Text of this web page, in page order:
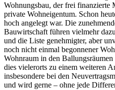
Wohnungsbau, der frei finanzierte
private Wohneigentum. Schon
hoch angelegt war. Die
Bauwirtschaft führen vielmehr
und die Liste genehmigter, aber
noch nicht einmal begonnener
Wohnraum in den
dies vielerorts zu einem weiteren
insbesondere bei den
und wird gerne – ohne jede